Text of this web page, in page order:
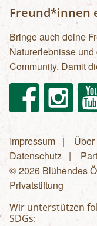
Freund*innen
Bringe auch deine
Naturerlebnisse
Community. Damit
FacebookInstagram
Impressum
Datenschutz
© 2026 Blühendes
Privatstiftung
Wir unterstützen
SDGs: